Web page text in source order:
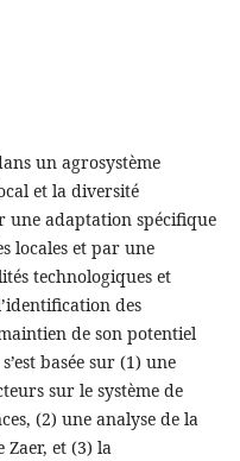
un agrosystème
et la diversité
une adaptation spécifique
locales et par une
technologiques et
des
de son potentiel
basée sur (1) une
sur le système de
(2) une analyse de la
Zaer, et (3) la